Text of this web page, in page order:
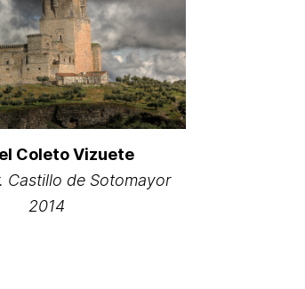
Coleto Vizuete
Castillo de Sotomayor
2014